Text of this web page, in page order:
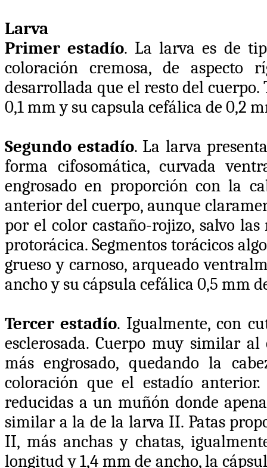
Larva
Primer estadío. La larva es de
coloración cremosa, de aspecto
desarrollada que el resto del
0,1 mm y su capsula cefálica de 0,2
Segundo estadío. La larva
forma cifosomática, curvada
engrosado en proporción con la
anterior del cuerpo, aunque
por el color castaño-rojizo, salvo
protorácica. Segmentos torácicos
grueso y carnoso, arqueado
ancho y su cápsula cefálica 0,5 mm
Tercer estadío. Igualmente, con
esclerosada. Cuerpo muy similar
más engrosado, quedando la
coloración que el estadío
reducidas a un muñón donde
similar a la de la larva II. Patas
II, más anchas y chatas,
longitud y 1,4 mm de ancho, la